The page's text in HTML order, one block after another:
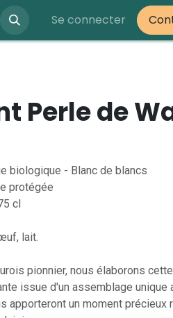
Se connecter
Perle de
biologique - Blanc de blancs
protégée
cl
lait.
pionnier, nous élaborons
issue d'un assemblage unique
apporteront un moment précieux